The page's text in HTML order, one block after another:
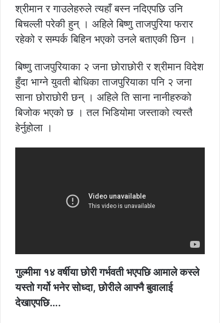
श्रीमान र गाउलेहरुले त्यहाँ बस्न नदिएपछि उनि
बिचल्ली परेकी हुन् । अहिले बिष्णु ताजपुरिया फरार
रहेको र सम्पर्क बिहिन भएको उनले बताएकी छिन ।
बिष्णु ताजपुरियाका २ जना छोराछोरी र श्रीमान विदेश
हुँदा भाग्ने युवती बोधिका ताजपुरियाका पनि २ जना
साना छोराछोरी छन् । अहिले ति साना नानीहरुको
बिजोक भएको छ । तल भिडियोमा जस्ताको त्यस्तै
हेर्नुहोला ।
गुल्मीमा १४ वर्षीया छोरी गर्भवती भएपछि आमाले कस्ले
यस्तो गर्यो भनेर सोध्दा, छोरीले आफ्नै बुवालाई
देखाएपछि….